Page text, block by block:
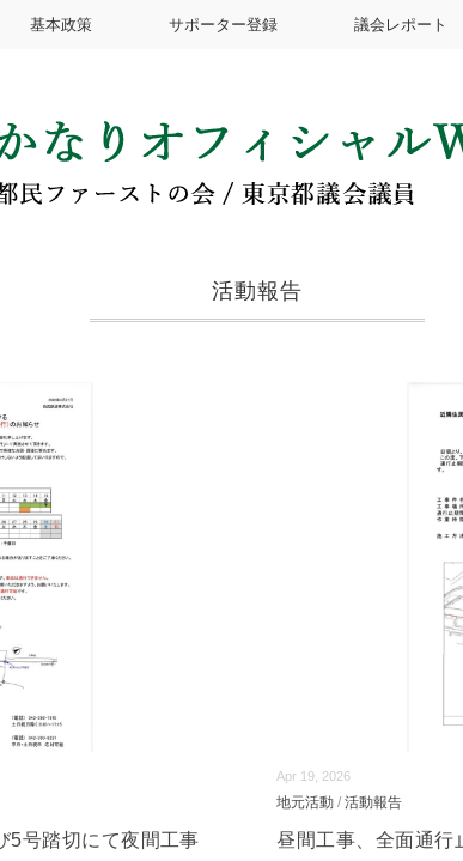
基本政策 サポーター登録 議会レポート
活動報告
5号踏切にて夜間工事
Apr 19, 2026
地元活動 /活動報告
昼間工事、全面通行